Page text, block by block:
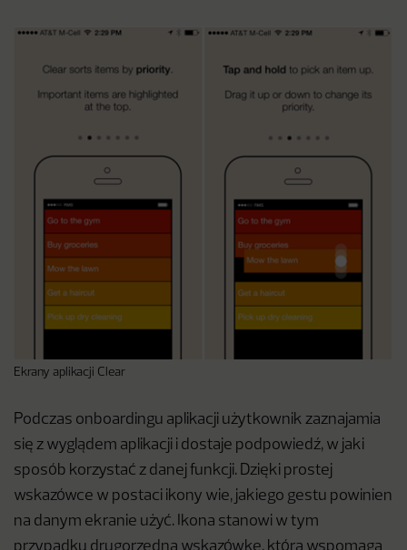
Ekrany aplikacji Clear
Podczas onboardingu aplikacji użytkownik zaznajamia
się z wyglądem aplikacji i dostaje podpowiedź, w jaki
sposób korzystać z danej funkcji. Dzięki prostej
wskazówce w postaci ikony wie, jakiego gestu powinien
na danym ekranie użyć. Ikona stanowi w tym
przypadku drugorzędną wskazówkę, która wspomaga